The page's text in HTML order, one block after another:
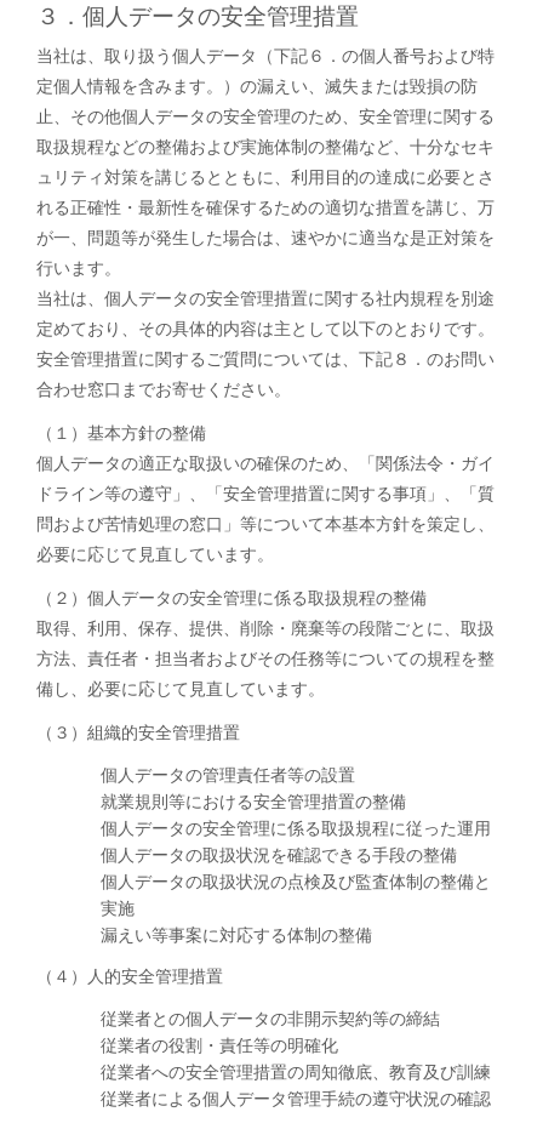
３．個人データの安全管理措置
当社は、取り扱う個人データ（下記６．の個人番号および特
定個人情報を含みます。）の漏えい、滅失または毀損の防
止、その他個人データの安全管理のため、安全管理に関する
取扱規程などの整備および実施体制の整備など、十分なセキ
ュリティ対策を講じるとともに、利用目的の達成に必要とさ
れる正確性・最新性を確保するための適切な措置を講じ、万
が一、問題等が発生した場合は、速やかに適当な是正対策を
行います。
当社は、個人データの安全管理措置に関する社内規程を別途
定めており、その具体的内容は主として以下のとおりです。
安全管理措置に関するご質問については、下記８．のお問い
合わせ窓口までお寄せください。
（１）基本方針の整備
個人データの適正な取扱いの確保のため、「関係法令・ガイ
ドライン等の遵守」、「安全管理措置に関する事項」、「質
問および苦情処理の窓口」等について本基本方針を策定し、
必要に応じて見直しています。
（２）個人データの安全管理に係る取扱規程の整備
取得、利用、保存、提供、削除・廃棄等の段階ごとに、取扱
方法、責任者・担当者およびその任務等についての規程を整
備し、必要に応じて見直しています。
（３）組織的安全管理措置
個人データの管理責任者等の設置
就業規則等における安全管理措置の整備
個人データの安全管理に係る取扱規程に従った運用
個人データの取扱状況を確認できる手段の整備
個人データの取扱状況の点検及び監査体制の整備と
実施
漏えい等事案に対応する体制の整備
（４）人的安全管理措置
従業者との個人データの非開示契約等の締結
従業者の役割・責任等の明確化
従業者への安全管理措置の周知徹底、教育及び訓練
従業者による個人データ管理手続の遵守状況の確認